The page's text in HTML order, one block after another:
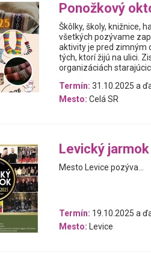
Ponožkový
Škôlky, školy, knižnice,
všetkých pozývame
aktivity je pred zimným
tých, ktorí žijú na ulici.
organizáciách
Termín: 31.10.2025 a
Mesto: Celá SR
Levický jarmok
Mesto Levice pozýva...
Termín: 19.10.2025 a
Mesto: Levice